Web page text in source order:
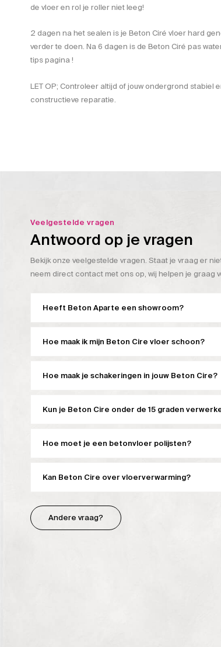
de vloer en rol je roller niet leeg!
2 dagen na het sealen is je Beton Ciré vloer hard
verder te doen. Na 6 dagen is de Beton Ciré pas
tips pagina !
LET OP; Controleer altijd of jouw ondergrond stabiel
constructieve reparatie.
Veelgestelde vragen
Antwoord op je vragen
Bekijk onze veelgestelde vragen. Staat je vraag er
neem direct contact met ons op, wij helpen je graag
Heeft Beton Aparte een showroom?
Hoe maak ik mijn Beton Cire vloer schoon?
Hoe maak je schakeringen in jouw Beton Cire?
Kun je Beton Cire onder de 15 graden
Hoe moet je een betonvloer polijsten?
Kan Beton Cire over vloerverwarming?
Andere vraag?